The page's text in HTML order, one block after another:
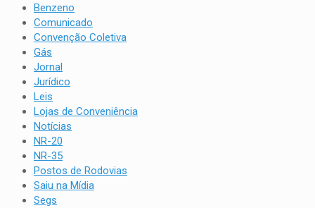
Benzeno
Comunicado
Convenção Coletiva
Gás
Jornal
Jurídico
Leis
Lojas de Conveniência
Notícias
NR-20
NR-35
Postos de Rodovias
Saiu na Mídia
Segs